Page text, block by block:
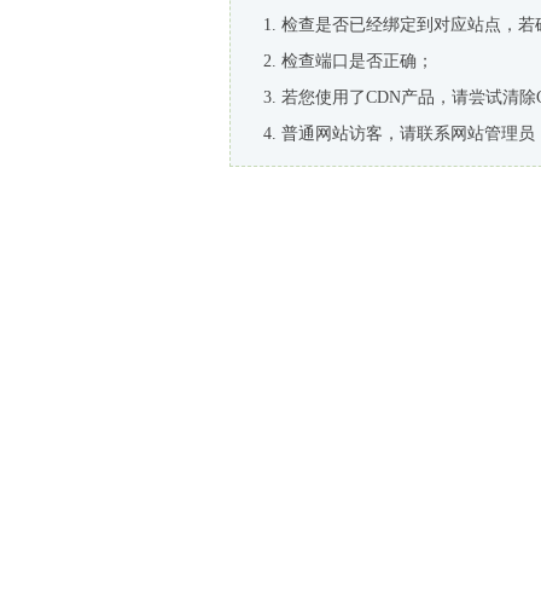
检查是否已经绑定到对应站点，
检查端口是否正确；
若您使用了CDN产品，请尝试清除
普通网站访客，请联系网站管理员